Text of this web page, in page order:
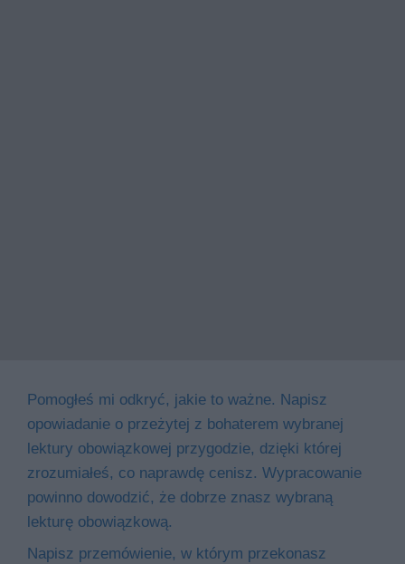
Pomogłeś mi odkryć, jakie to ważne. Napisz
opowiadanie o przeżytej z bohaterem wybranej
lektury obowiązkowej przygodzie, dzięki której
zrozumiałeś, co naprawdę cenisz. Wypracowanie
powinno dowodzić, że dobrze znasz wybraną
lekturę obowiązkową.
Napisz przemówienie, w którym przekonasz